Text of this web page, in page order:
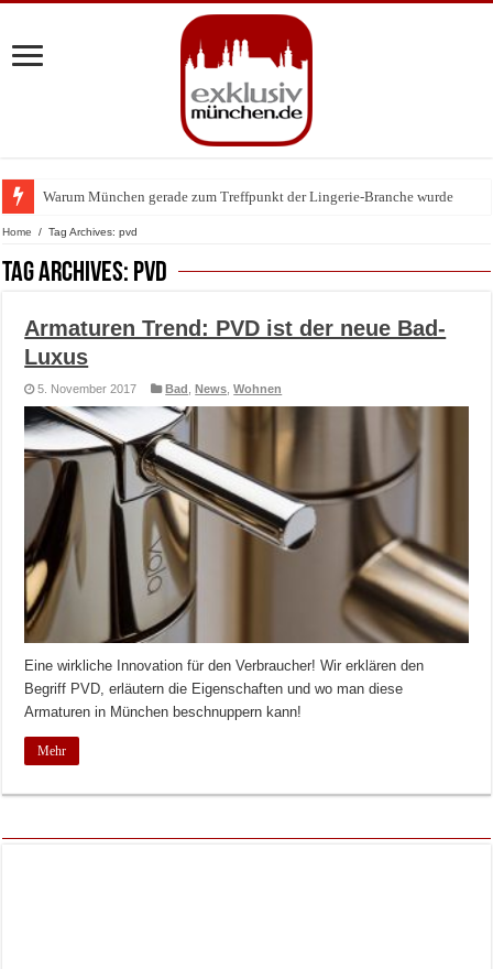
Warum München gerade zum Treffpunkt der Lingerie-Branche wurde
Home / Tag Archives: pvd
Tag Archives: pvd
Armaturen Trend: PVD ist der neue Bad-
Luxus
5. November 2017 Bad ,News ,Wohnen
Eine wirkliche Innovation für den Verbraucher! Wir erklären den
Begriff PVD, erläutern die Eigenschaften und wo man diese
Armaturen in München beschnuppern kann!
Mehr